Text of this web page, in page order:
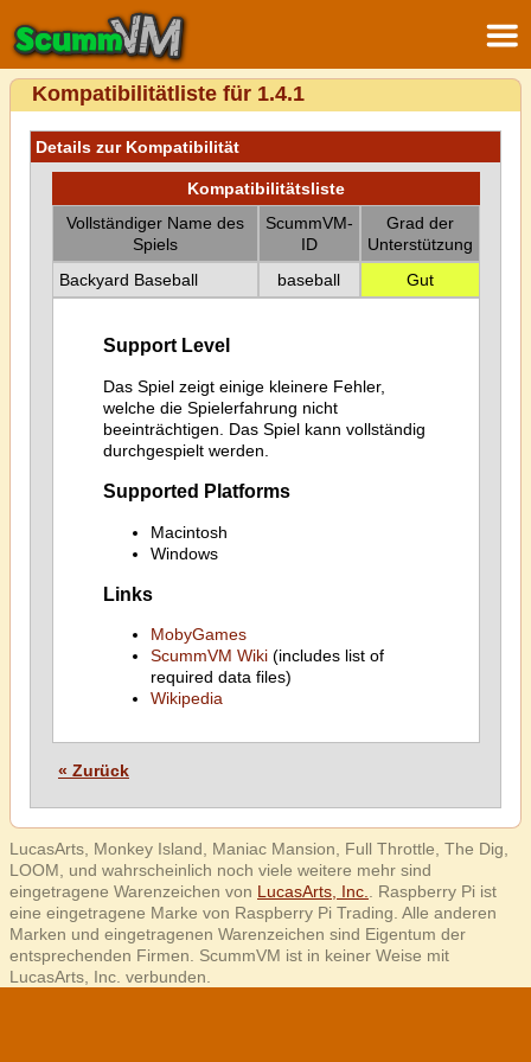
Kompatibilitätliste für 1.4.1
Details zur Kompatibilität
Kompatibilitätsliste
Vollständiger Name des
Spiels
ScummVM-
ID
Grad der
Unterstützung
Backyard Baseball
baseball Gut
Support Level
Das Spiel zeigt einige kleinere Fehler,
welche die Spielerfahrung nicht
beeinträchtigen. Das Spiel kann vollständig
durchgespielt werden.
Supported Platforms
Macintosh
Windows
Links
MobyGames
ScummVM Wiki(includes list of
required data files)
Wikipedia
« Zurück
LucasArts, Monkey Island, Maniac Mansion, Full Throttle, The Dig,
LOOM, und wahrscheinlich noch viele weitere mehr sind
eingetragene Warenzeichen von LucasArts, Inc.
. Raspberry Pi ist
eine eingetragene Marke von Raspberry Pi Trading. Alle anderen
Marken und eingetragenen Warenzeichen sind Eigentum der
entsprechenden Firmen. ScummVM ist in keiner Weise mit
LucasArts, Inc. verbunden.